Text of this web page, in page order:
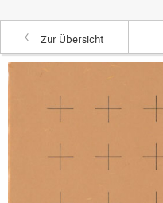
Zur Übersicht